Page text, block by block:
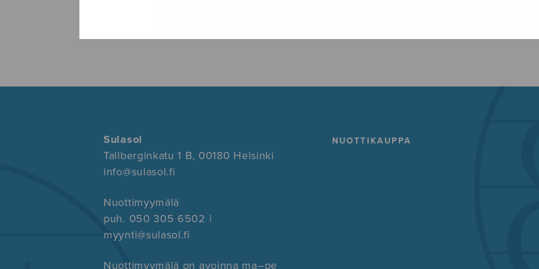
Sulasol
Tallberginkatu 1 B, 00180 Helsinki
info@sulasol.fi
Nuottimyymälä
puh. 050 305 6502 |
myynti@sulasol.fi
Nuottimyymälä on avoinna ma–pe
NUOTTIKAUPPA